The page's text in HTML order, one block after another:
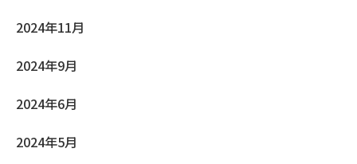
2024年11月
2024年9月
2024年6月
2024年5月